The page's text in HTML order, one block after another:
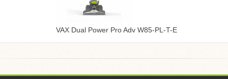
VAX Dual Power Pro Adv W85-PL-T-E